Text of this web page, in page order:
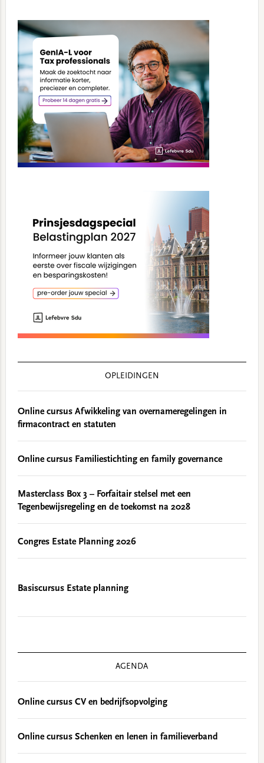
OPLEIDINGEN
Online cursus Afwikkeling van overnameregelingen in
firmacontract en statuten
Online cursus Familiestichting en family governance
Masterclass Box 3 – Forfaitair stelsel met een
Tegenbewijsregeling en de toekomst na 2028
Congres Estate Planning 2026
Basiscursus Estate planning
AGENDA
Online cursus CV en bedrijfsopvolging
Online cursus Schenken en lenen in familieverband